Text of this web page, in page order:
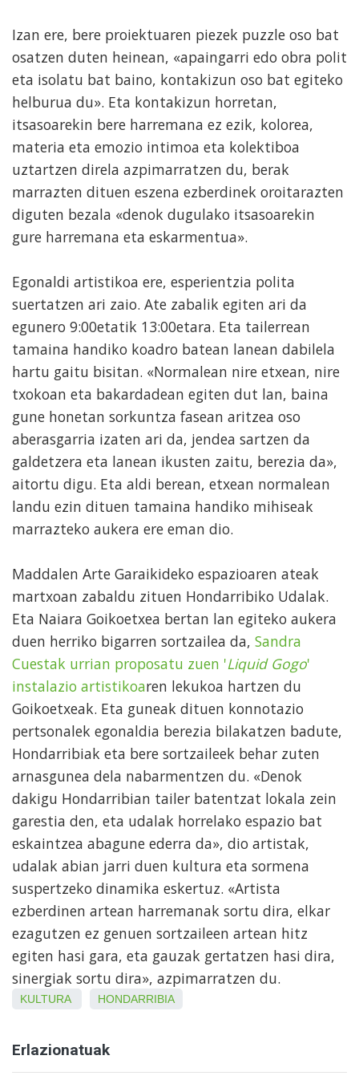
Izan ere, bere proiektuaren piezek puzzle oso bat
osatzen duten heinean, «apaingarri edo obra polit
eta isolatu bat baino, kontakizun oso bat egiteko
helburua du». Eta kontakizun horretan,
itsasoarekin bere harremana ez ezik, kolorea,
materia eta emozio intimoa eta kolektiboa
uztartzen direla azpimarratzen du, berak
marrazten dituen eszena ezberdinek oroitarazten
diguten bezala «denok dugulako itsasoarekin
gure harremana eta eskarmentua».
Egonaldi artistikoa ere, esperientzia polita
suertatzen ari zaio. Ate zabalik egiten ari da
egunero 9:00etatik 13:00etara. Eta tailerrean
tamaina handiko koadro batean lanean dabilela
hartu gaitu bisitan. «Normalean nire etxean, nire
txokoan eta bakardadean egiten dut lan, baina
gune honetan sorkuntza fasean aritzea oso
aberasgarria izaten ari da, jendea sartzen da
galdetzera eta lanean ikusten zaitu, berezia da»,
aitortu digu. Eta aldi berean, etxean normalean
landu ezin dituen tamaina handiko mihiseak
marrazteko aukera ere eman dio.
Maddalen Arte Garaikideko espazioaren ateak
martxoan zabaldu zituen Hondarribiko Udalak.
Eta Naiara Goikoetxea bertan lan egiteko aukera
duen herriko bigarren sortzailea da, Sandra
Cuestak urrian proposatu zuen 'Liquid Gogo'
instalazio artistikoaren lekukoa hartzen du
Goikoetxeak. Eta guneak dituen konnotazio
pertsonalek egonaldia berezia bilakatzen badute,
Hondarribiak eta bere sortzaileek behar zuten
arnasgunea dela nabarmentzen du. «Denok
dakigu Hondarribian tailer batentzat lokala zein
garestia den, eta udalak horrelako espazio bat
eskaintzea abagune ederra da», dio artistak,
udalak abian jarri duen kultura eta sormena
suspertzeko dinamika eskertuz. «Artista
ezberdinen artean harremanak sortu dira, elkar
ezagutzen ez genuen sortzaileen artean hitz
egiten hasi gara, eta gauzak gertatzen hasi dira,
sinergiak sortu dira», azpimarratzen du.
KULTURA HONDARRIBIA
Erlazionatuak